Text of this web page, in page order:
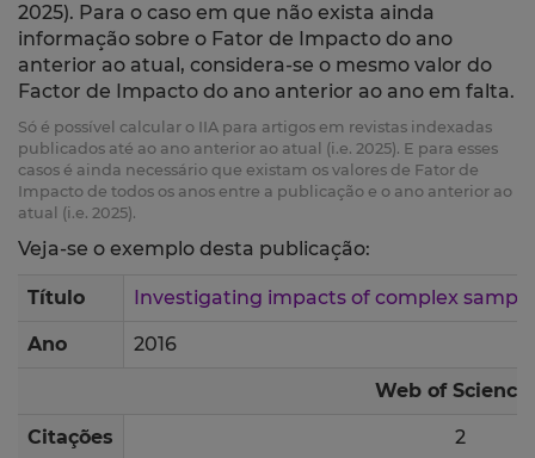
2025). Para o caso em que não exista ainda
informação sobre o Fator de Impacto do ano
anterior ao atual, considera-se o mesmo valor do
Factor de Impacto do ano anterior ao ano em falta.
Só é possível calcular o IIA para artigos em revistas indexadas
publicados até ao ano anterior ao atual (i.e. 2025). E para esses
casos é ainda necessário que existam os valores de Fator de
Impacto de todos os anos entre a publicação e o ano anterior ao
atual (i.e. 2025).
Veja-se o exemplo desta publicação:
Título Investigating impacts of complex
Ano 2016
Web of
Citações 2